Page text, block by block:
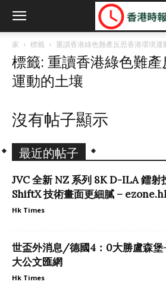
家 標籤 重讀香港綠色難產反思香港環境運
標籤: 重讀香港綠色難
運動的土壤
沒有帖子顯示
最近的帖子
JVC 全新 NZ 系列 8K D-ILA 鐳射
ShiftX 技術畫面更細膩 –
Hk Times
世盃外消息/德國4：0大勝盧森堡
大公文匯網
Hk Times